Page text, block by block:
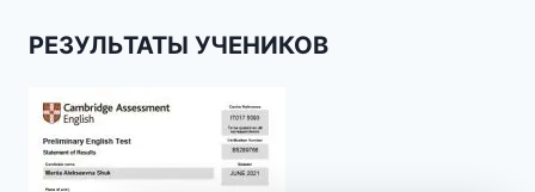
РЕЗУЛЬТАТЫ УЧЕНИКОВ